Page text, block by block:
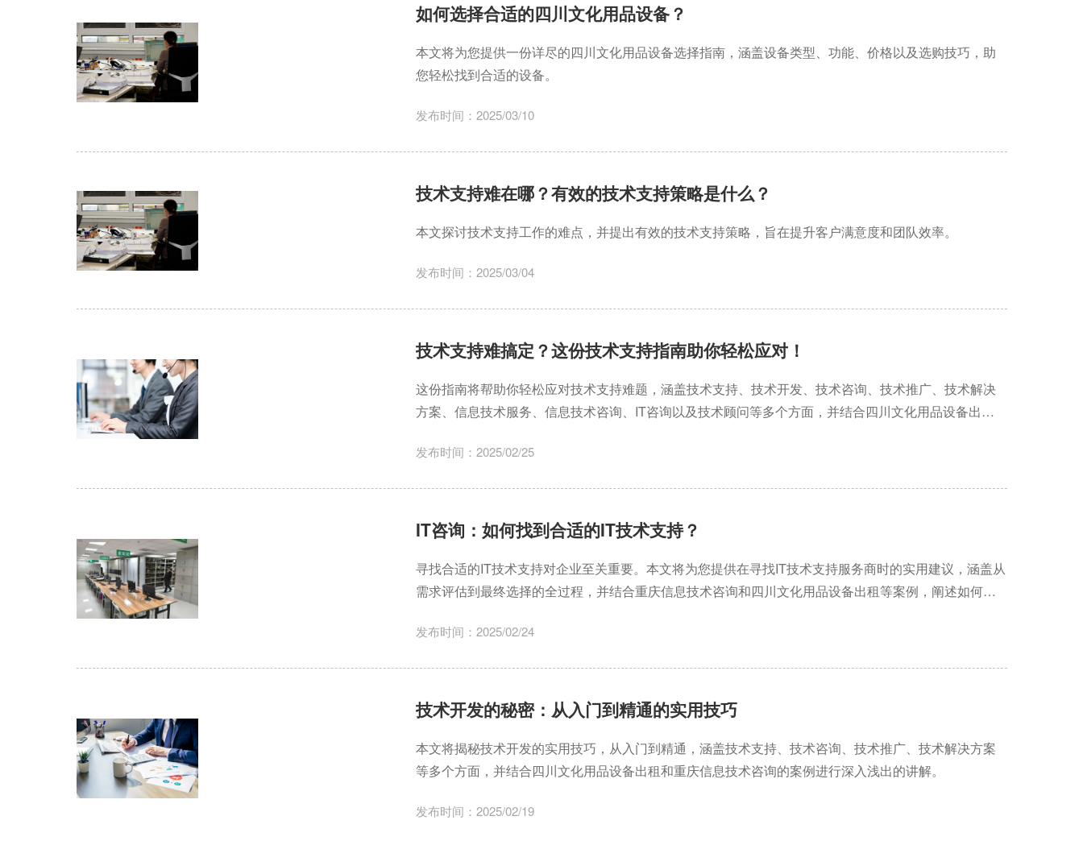
如何选择合适的四川文化用品设备？
本文将为您提供一份详尽的四川文化用品设备选择指南，涵盖设备类型、功能、价格以及选购技巧，助
您轻松找到合适的设备。
发布时间：2025/03/10
技术支持难在哪？有效的技术支持策略是什么？
本文探讨技术支持工作的难点，并提出有效的技术支持策略，旨在提升客户满意度和团队效率。
发布时间：2025/03/04
技术支持难搞定？这份技术支持指南助你轻松应对！
这份指南将帮助你轻松应对技术支持难题，涵盖技术支持、技术开发、技术咨询、技术推广、技术解决
方案、信息技术服务、信息技术咨询、IT咨询以及技术顾问等多个方面，并结合四川文化用品设备出租
发布时间：2025/02/25
IT咨询：如何找到合适的IT技术支持？
寻找合适的IT技术支持对企业至关重要。本文将为您提供在寻找IT技术支持服务商时的实用建议，涵盖从
需求评估到最终选择的全过程，并结合重庆信息技术咨询和四川文化用品设备出租等案例，阐述如何选
发布时间：2025/02/24
技术开发的秘密：从入门到精通的实用技巧
本文将揭秘技术开发的实用技巧，从入门到精通，涵盖技术支持、技术咨询、技术推广、技术解决方案
等多个方面，并结合四川文化用品设备出租和重庆信息技术咨询的案例进行深入浅出的讲解。
发布时间：2025/02/19